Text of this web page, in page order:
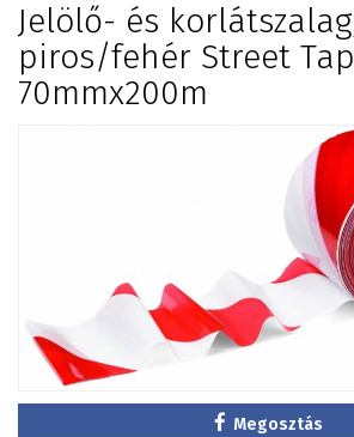
Jelölő- és
piros/fehér Street
70mmx200m
Megosztás